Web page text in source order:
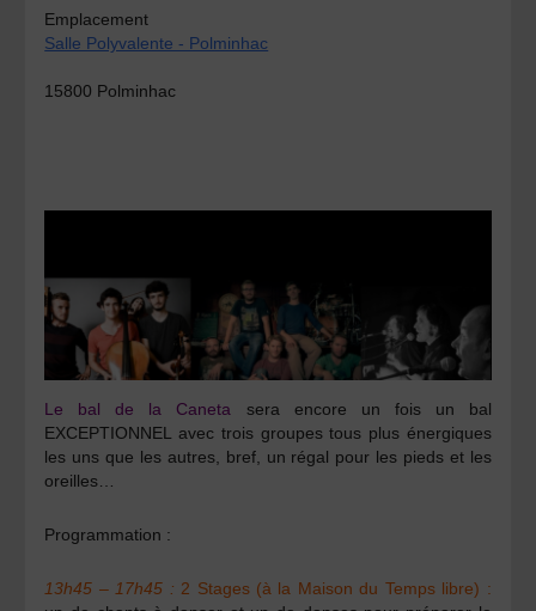
Emplacement
Salle Polyvalente - Polminhac
15800 Polminhac
Le bal de la Caneta sera encore un fois un bal
EXCEPTIONNEL avec trois groupes tous plus énergiques
les uns que les autres, bref, un régal pour les pieds et les
oreilles…
Programmation :
13h45 – 17h45 : 2 Stages (à la Maison du Temps libre) :